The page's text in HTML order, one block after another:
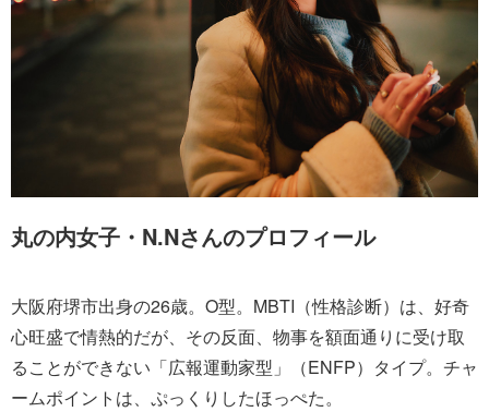
丸の内女子・N.Nさんのプロフィール
大阪府堺市出身の26歳。O型。MBTI（性格診断）は、好奇
心旺盛で情熱的だが、その反面、物事を額面通りに受け取
ることができない「広報運動家型」（ENFP）タイプ。チャ
ームポイントは、ぷっくりしたほっぺた。